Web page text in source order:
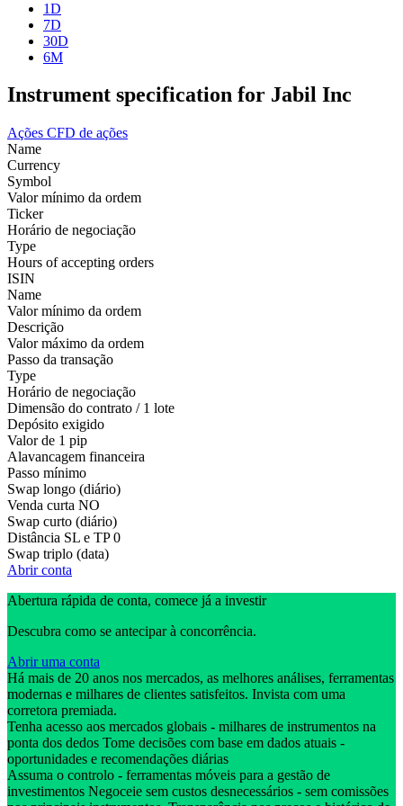
1D
7D
30D
6M
Instrument specification for Jabil Inc
Ações CFD de ações
Name
Currency
Symbol
Valor mínimo da ordem
Ticker
Horário de negociação
Type
Hours of accepting orders
ISIN
Name
Valor mínimo da ordem
Descrição
Valor máximo da ordem
Passo da transação
Type
Horário de negociação
Dimensão do contrato / 1 lote
Depósito exigido
Valor de 1 pip
Alavancagem financeira
Passo mínimo
Swap longo (diário)
Venda curta NO
Swap curto (diário)
Distância SL e TP 0
Swap triplo (data)
Abrir conta
Abertura rápida de conta, comece já a investir
Descubra como se antecipar à concorrência.
Abrir uma conta
Há mais de 20 anos nos mercados, as melhores análises, ferramentas
modernas e milhares de clientes satisfeitos. Invista com uma
corretora premiada.
Tenha acesso aos mercados globais - milhares de instrumentos na
ponta dos dedos Tome decisões com base em dados atuais -
oportunidades e recomendações diárias
Assuma o controlo - ferramentas móveis para a gestão de
investimentos Negoceie sem custos desnecessários - sem comissões